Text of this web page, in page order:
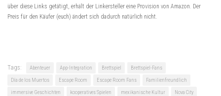
über diese Links getätigt, erhält der Linkersteller eine Provision von Amazon. Der
Preis für den Käufer (euch) ändert sich dadurch natürlich nicht.
Tags: Abenteuer App-Integration Brettspiel
Brettspiel-Fans
Día de los Muertos
Escape Room Escape Room Fans
Familienfreundlich
immersive Geschichten
kooperatives Spielen mexikanische Kultur
Nova City